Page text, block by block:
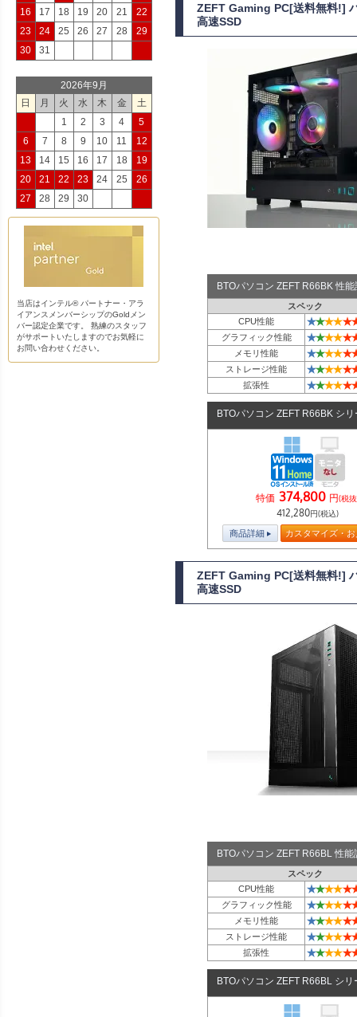
ZEFT Gaming PC[送料無料!]
高速SSD
BTOパソコン ZEFT R66BK 性
スペック
CPU性能
★★★★★
グラフィック性能 ★★★★★
メモリ性能 ★★★★★
ストレージ性能 ★★★★★
拡張性 ★★★★★
BTOパソコン ZEFT R66BK シリ
特価 374,800 円(税
412,280円(税込)
商品詳細 カスタマイズ・
ZEFT Gaming PC[送料無料!]
高速SSD
BTOパソコン ZEFT R66BL 性
スペック
CPU性能
★★★★★
グラフィック性能 ★★★★★
メモリ性能 ★★★★★
ストレージ性能 ★★★★★
拡張性 ★★★★★
BTOパソコン ZEFT R66BL シリ
16
17 18 19 20 21
22
23
24 25 26 27 28
29
30
31
2026年9月
日
月 火 水 木 金
土
1
2 3 4
5
6
7 8 9 10 11
12
13
14 15 16 17 18
19
20
21 22 23 24 25
26
27
28 29 30
当店はインテル® パートナー・アラ
イアンスメンバーシップのGoldメン
バー認定企業です。 熟練のスタッフ
がサポートいたしますのでお気軽に
お問い合わせください。